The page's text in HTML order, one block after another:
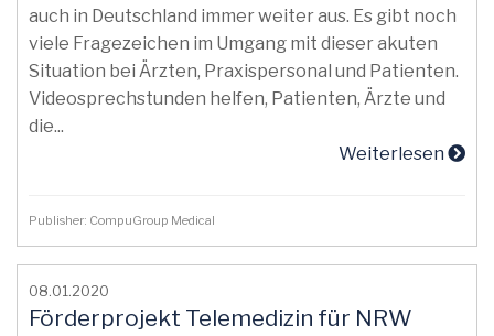
auch in Deutschland immer weiter aus. Es gibt noch
viele Fragezeichen im Umgang mit dieser akuten
Situation bei Ärzten, Praxispersonal und Patienten.
Videosprechstunden helfen, Patienten, Ärzte und
die...
Weiterlesen
Publisher: CompuGroup Medical
08.01.2020
Förderprojekt Telemedizin für NRW